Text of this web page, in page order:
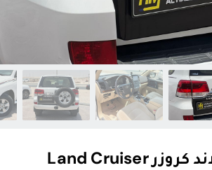
2017 تويوتا لاند كروزر Land Cruiser